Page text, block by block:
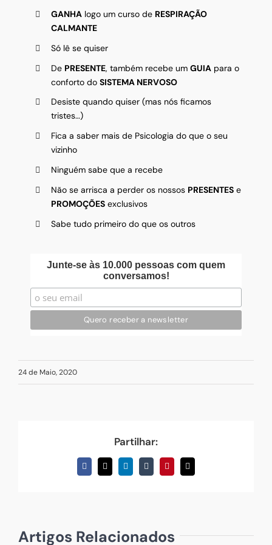
GANHAlogo um curso de RESPIRAÇÃO
CALMANTE
Só lê se quiser
De PRESENTE, também recebe um GUIApara o
conforto do SISTEMA NERVOSO
Desiste quando quiser (mas nós ficamos
tristes…)
Fica a saber mais de Psicologia do que o seu
vizinho
Ninguém sabe que a recebe
Não se arrisca a perder os nossos PRESENTESe
PROMOÇÕESexclusivos
Sabe tudo primeiro do que os outros
Junte-se às 10.000 pessoas com quem
conversamos!
24 de Maio, 2020
Partilhar:
Facebook
X LinkedInTumblrPinterestEmail
(necessário
Artigos Relacionados